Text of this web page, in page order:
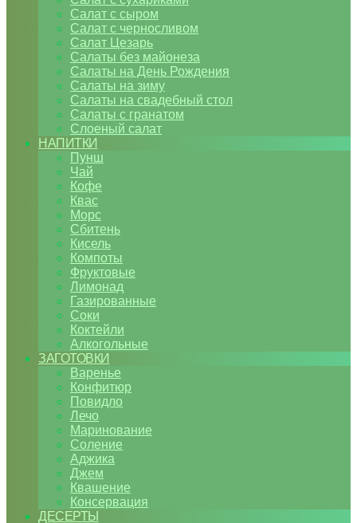
Салат с сыром
Салат с черносливом
Салат Цезарь
Салаты без майонеза
Салаты на День Рождения
Салаты на зиму
Салаты на свадебный стол
Салаты с гранатом
Слоеный салат
НАПИТКИ
Пунш
Чай
Кофе
Квас
Морс
Сбитень
Кисель
Компоты
Фруктовые
Лимонад
Газированные
Соки
Коктейли
Алкогольные
ЗАГОТОВКИ
Варенье
Конфитюр
Повидло
Лечо
Маринование
Соление
Аджика
Джем
Квашение
Консервация
ДЕСЕРТЫ